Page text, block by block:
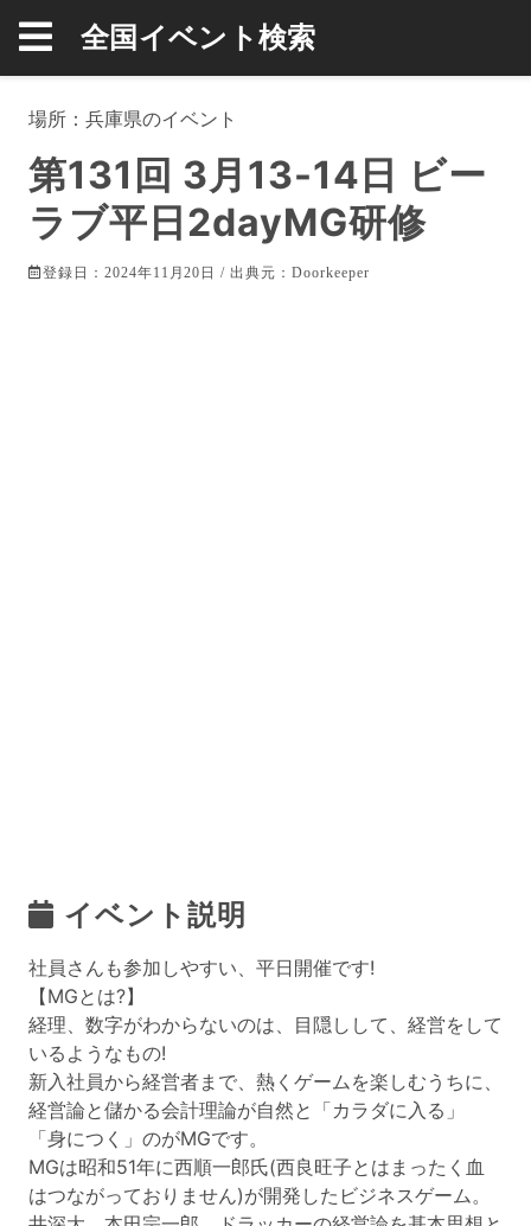
全国イベント検索
場所： 兵庫県のイベント
第131回 3月13-14日 ビー
ラブ平日2dayMG研修
登録日：2024年11月20日 / 出典元：Doorkeeper
イベント説明
社員さんも参加しやすい、平日開催です!
【MGとは?】
経理、数字がわからないのは、目隠しして、経営をして
いるようなもの!
新入社員から経営者まで、熱くゲームを楽しむうちに、
経営論と儲かる会計理論が自然と「カラダに入る」
「身につく」のがMGです。
MGは昭和51年に西順一郎氏(西良旺子とはまったく血
はつながっておりません)が開発したビジネスゲーム。